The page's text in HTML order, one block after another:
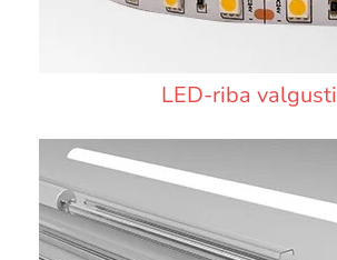
LED-riba valgusti